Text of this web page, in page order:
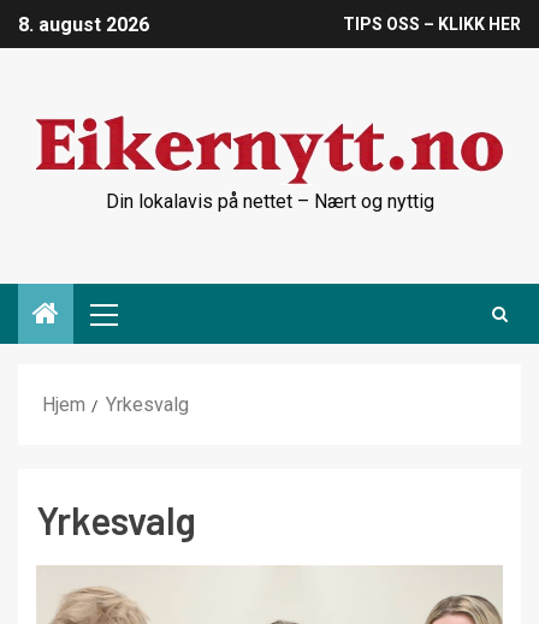
8. august 2026 TIPS OSS – KLIKK HER
Din lokalavis på nettet – Nært og nyttig
Hjem Yrkesvalg
Yrkesvalg